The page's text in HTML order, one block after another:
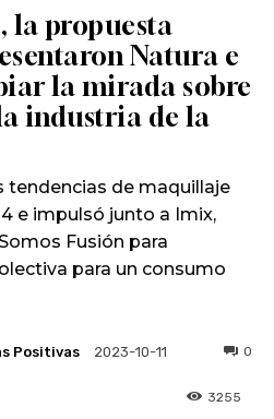
la propuesta
Natura e
la mirada sobre
industria de la
tendencias de maquillaje
e impulsó junto a Imix,
Fusión para
para un consumo
Positivas 2023-10-11 0
3255